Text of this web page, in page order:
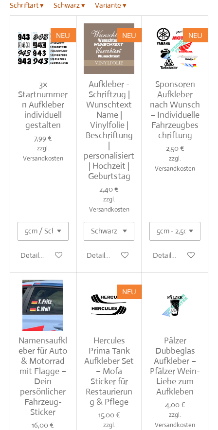
Schriftart▾ Schwarz▾ Variante ▾
NEU
3x
Startnummer
n Aufkleber
individuell
gestalten
7,99 €
zzgl.
Versandkosten
Details anzeigen
NEU
Aufkleber -
Schriftzug |
Wunschtext
Name |
Vinylfolie |
Beschriftung
|
personalisiert
| Hochzeit |
Geburtstag
2,40 €
zzgl.
Versandkosten
Details anzeigen
NEU
Sponsoren
Aufkleber
nach Wunsch
– Individuelle
Fahrzeugbes
chriftung
2,50 €
zzgl.
Versandkosten
Details anzeigen
Namensaufkl
eber für Auto
& Motorrad
mit Flagge –
Dein
persönlicher
Fahrzeug-
Sticker
16,00 €
NEU
Hercules
Prima Tank
Aufkleber Set
– Mofa
Sticker für
Restaurierun
g & Pflege
15,00 €
zzgl.
Pälzer
Dubbeglas
Aufkleber –
Pfälzer Wein-
Liebe zum
Aufkleben
4,00 €
zzgl.
Versandkosten